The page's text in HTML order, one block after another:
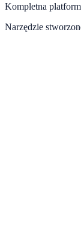
Kompletna
Narzędzie